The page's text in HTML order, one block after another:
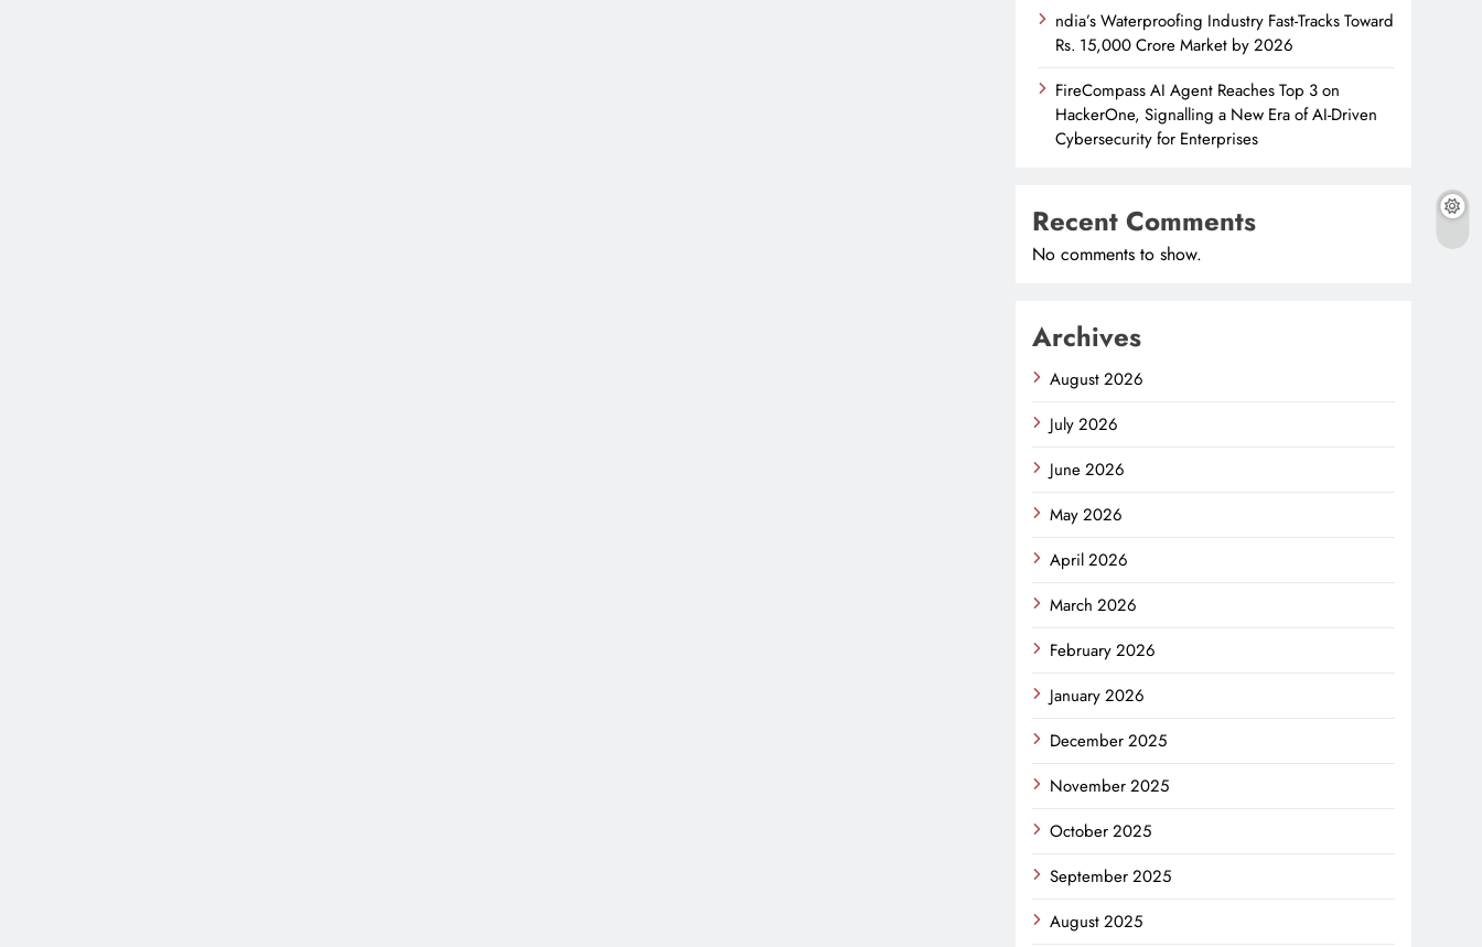
ndia’s Waterproofing Industry Fast-Tracks Toward
Rs. 15,000 Crore Market by 2026
FireCompass AI Agent Reaches Top 3 on
HackerOne, Signalling a New Era of AI-Driven
Cybersecurity for Enterprises
Recent Comments
No comments to show.
Archives
August 2026
July 2026
June 2026
May 2026
April 2026
March 2026
February 2026
January 2026
December 2025
November 2025
October 2025
September 2025
August 2025